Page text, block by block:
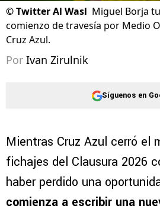
©Twitter Al Wasl Miguel Borja
comienzo de travesía por Medio
Cruz Azul.
Por Ivan Zirulnik
Síguenos en
Mientras Cruz Azul cerró el
fichajes del Clausura 2026
haber perdido una
comienza a escribir una